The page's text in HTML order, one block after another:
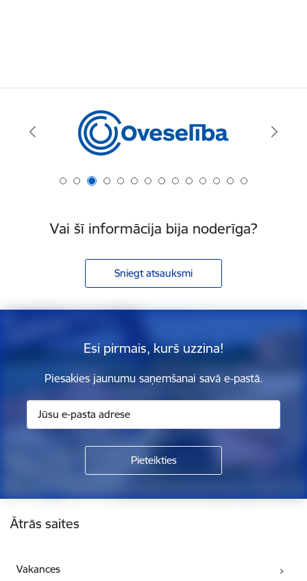
Vai šī informācija bija noderīga?
Sniegt atsauksmi
Esi pirmais, kurš uzzina!
Piesakies jaunumu saņemšanai savā e-pastā.
Ātrās saites
Vakances